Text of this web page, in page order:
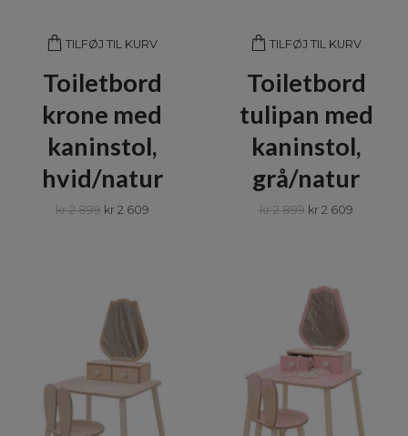
TILFØJ TIL KURV
Toiletbord
krone med
kaninstol,
hvid/natur
kr 2 899 kr 2 609
TILFØJ TIL KURV
Toiletbord
tulipan med
kaninstol,
grå/natur
kr 2 899 kr 2 609